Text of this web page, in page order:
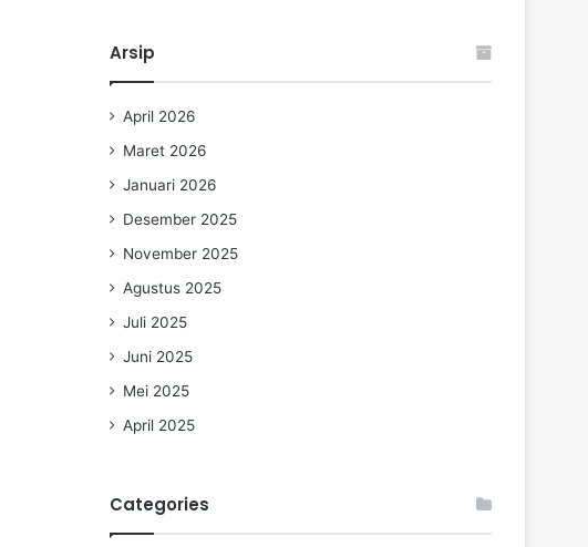
Arsip
April 2026
Maret 2026
Januari 2026
Desember 2025
November 2025
Agustus 2025
Juli 2025
Juni 2025
Mei 2025
April 2025
Categories